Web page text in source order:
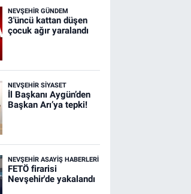
NEVŞEHIR GÜNDEM
3'üncü kattan düşen
çocuk ağır yaralandı
NEVŞEHIR SIYASET
İl Başkanı Aygün’den
Başkan Arı’ya tepki!
NEVŞEHIR ASAYIŞ HABERLERI
FETÖ firarisi
Nevşehir'de yakalandı